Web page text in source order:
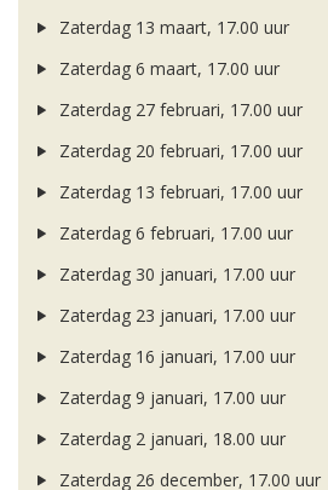
Zaterdag 13 maart, 17.00 uur
Zaterdag 6 maart, 17.00 uur
Zaterdag 27 februari, 17.00 uur
Zaterdag 20 februari, 17.00 uur
Zaterdag 13 februari, 17.00 uur
Zaterdag 6 februari, 17.00 uur
Zaterdag 30 januari, 17.00 uur
Zaterdag 23 januari, 17.00 uur
Zaterdag 16 januari, 17.00 uur
Zaterdag 9 januari, 17.00 uur
Zaterdag 2 januari, 18.00 uur
Zaterdag 26 december, 17.00 uur